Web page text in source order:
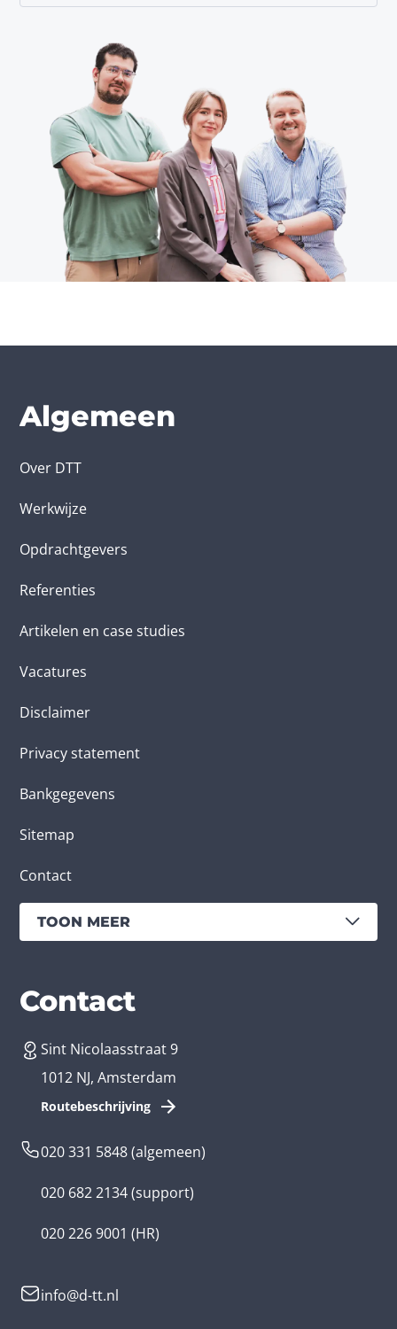
Algemeen
Over DTT
Werkwijze
Opdrachtgevers
Referenties
Artikelen en case studies
Vacatures
Disclaimer
Privacy statement
Bankgegevens
Sitemap
Contact
TOON MEER
Diensten
App laten maken
Hybride app
Branches
Bedrijfsapp
Community app
Contact
Sint Nicolaasstraat 9
1012 NJ, Amsterdam
Routebeschrijving
020 331 5848(algemeen)
020 682 2134(support)
020 226 9001 (HR)
info@d-tt.nl